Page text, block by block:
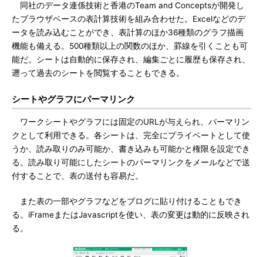
同社のデータ連係技術と香港のTeam and Conceptsが開発し
たブラウザベースの表計算技術を組み合わせた。Excelなどのデ
ータを読み込むことができ、表計算のほか36種類のグラフ描画
機能も備える。500種類以上の関数のほか、罫線を引くことも可
能だ。シートは自動的に保存され、編集ごとに履歴も保存され、
遡って過去のシートを閲覧することもできる。
シートやグラフにパーマリンク
ワークシートやグラフには固定のURLが与えられ、パーマリン
クとして利用できる。各シートは、完全にプライベートとして使
うか、読み取りのみ可能か、書き込みも可能かと権限を設定でき
る。読み取り可能にしたシートのパーマリンクをメールなどで送
付することで、表の送付も容易だ。
また表の一部やグラフなどをブログに貼り付けることもでき
る。iFrameまたはJavascriptを使い、表の変更は動的に反映され
る。